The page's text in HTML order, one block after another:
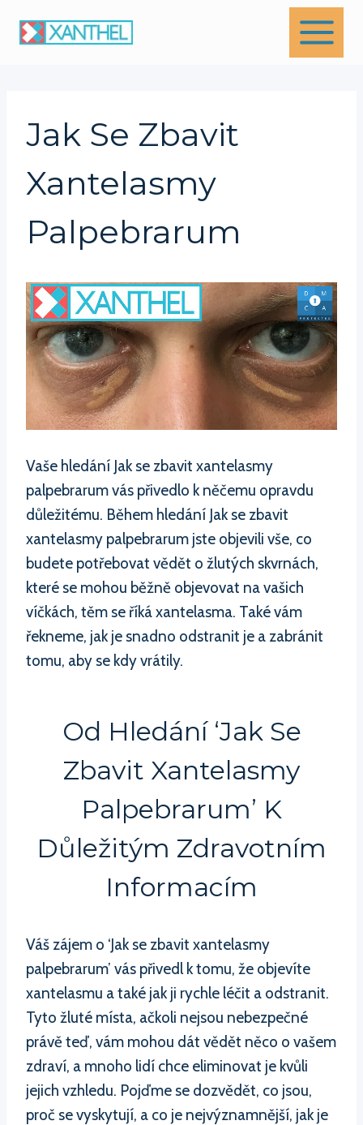
Jak Se Zbavit
Xantelasmy
Palpebrarum
Vaše hledání Jak se zbavit xantelasmy
palpebrarum vás přivedlo k něčemu opravdu
důležitému. Během hledání Jak se zbavit
xantelasmy palpebrarum jste objevili vše, co
budete potřebovat vědět o žlutých skvrnách,
které se mohou běžně objevovat na vašich
víčkách, těm se říká xantelasma. Také vám
řekneme, jak je snadno odstranit je a zabránit
tomu, aby se kdy vrátily.
Od Hledání ‘Jak Se
Zbavit Xantelasmy
Palpebrarum’ K
Důležitým Zdravotním
Informacím
Váš zájem o ‘Jak se zbavit xantelasmy
palpebrarum’ vás přivedl k tomu, že objevíte
xantelasmu a také jak ji rychle léčit a odstranit.
Tyto žluté místa, ačkoli nejsou nebezpečné
právě teď, vám mohou dát vědět něco o vašem
zdraví, a mnoho lidí chce eliminovat je kvůli
jejich vzhledu. Pojďme se dozvědět, co jsou,
proč se vyskytují, a co je nejvýznamnější, jak je